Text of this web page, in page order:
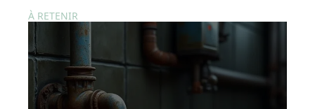
À RETENIR